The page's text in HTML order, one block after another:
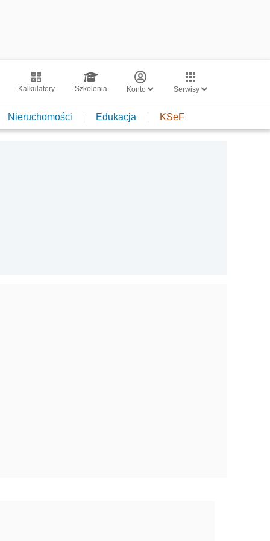
Kalkulatory Szkolenia Konto Serwisy
Nieruchomości Edukacja KSeF